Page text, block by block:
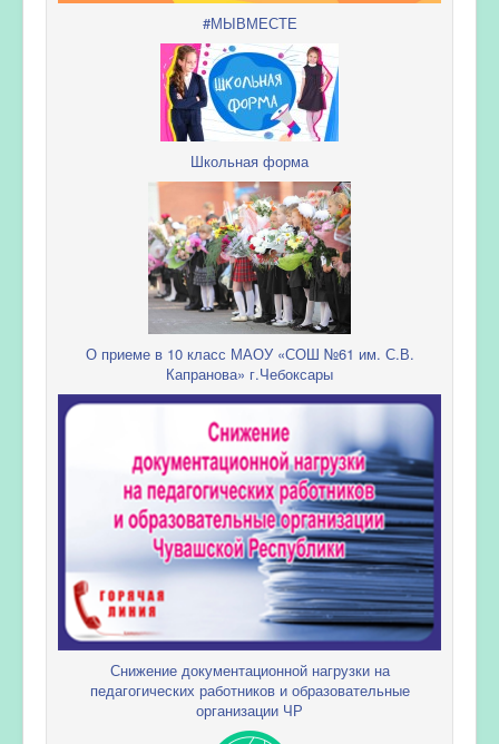
#МЫВМЕСТЕ
Школьная форма
О приеме в 10 класс МАОУ «СОШ №61 им. С.В.
Капранова» г.Чебоксары
Снижение документационной нагрузки на
педагогических работников и образовательные
организации ЧР